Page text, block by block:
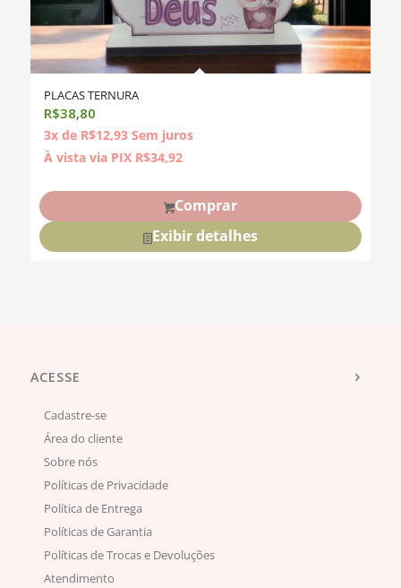
PLACAS TERNURA
R$38,80
3x de R$12,93 Sem juros
À vista via PIX R$34,92
Comprar
Exibir detalhes
ACESSE
Cadastre-se
Área do cliente
Sobre nós
Políticas de Privacidade
Política de Entrega
Políticas de Garantia
Políticas de Trocas e Devoluções
Atendimento